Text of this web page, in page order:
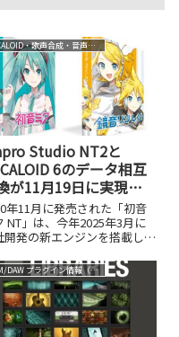
VOCALOID・歌声合成・音声合成
Studio NT2と
6のデータ相互
が11月19日に実現。
リン・レンNTリリー
機に加速するNTプロ
クト
年11月に発売された「初音
NT」は、今年2025年3月に
開発の新エンジンを搭載した
Ver.2）」）へとメジャーア
デートされました（過去記事
）。それから約半年後の10
日には「鏡音リ...
DTM/DAW プラグイン情報（VST AU AAX）